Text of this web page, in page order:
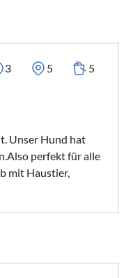
3 5 5
Unser Hund hat
perfekt für alle
mit Haustier,